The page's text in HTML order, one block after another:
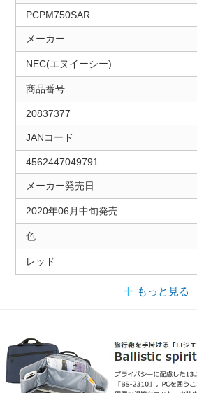
PCPM750SAR
メーカー
NEC(エヌイーシー)
商品番号
20837377
JANコード
4562447049791
メーカー発売日
2020年06月中旬発売
色
レッド
もっと見る